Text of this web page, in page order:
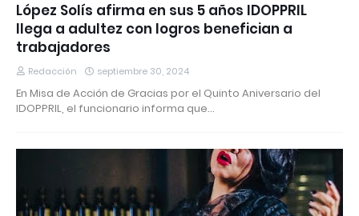
López Solís afirma en sus 5 años IDOPPRIL
llega a adultez con logros benefician a
trabajadores
Redacción septiembre 30, 2024
En Misa de Acción de Gracias por el Quinto Aniversario del
IDOPPRIL, el funcionario informa que…